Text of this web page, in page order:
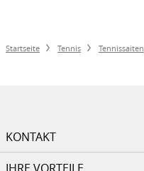
Startseite Tennis Tennissaiten
KONTAKT